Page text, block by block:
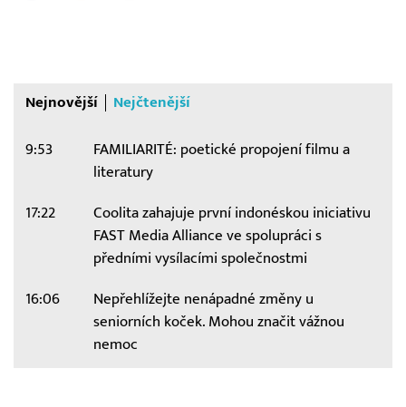
Nejnovější Nejčtenější
9:53
FAMILIARITÉ: poetické propojení filmu a
literatury
17:22
Coolita zahajuje první indonéskou iniciativu
FAST Media Alliance ve spolupráci s
předními vysílacími společnostmi
16:06
Nepřehlížejte nenápadné změny u
seniorních koček. Mohou značit vážnou
nemoc